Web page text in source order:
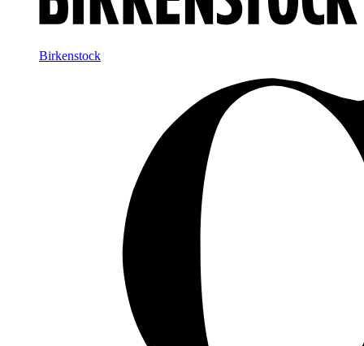
Birkenstock